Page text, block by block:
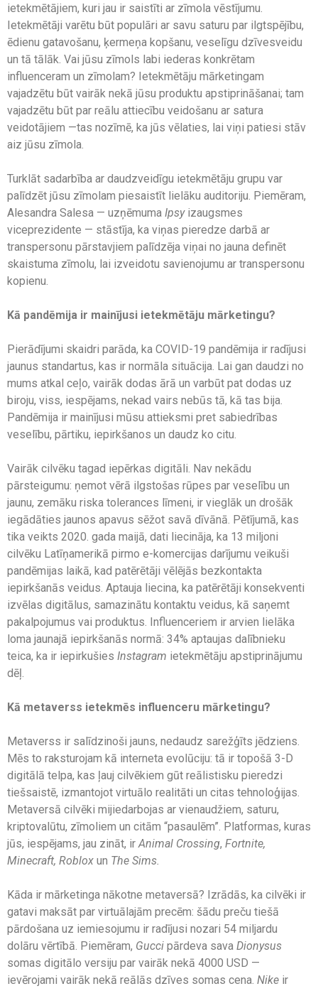
ietekmētājiem, kuri jau ir saistīti ar zīmola vēstījumu.
Ietekmētāji varētu būt populāri ar savu saturu par ilgtspējību,
ēdienu gatavošanu, ķermeņa kopšanu, veselīgu dzīvesveidu
un tā tālāk. Vai jūsu zīmols labi iederas konkrētam
influenceram un zīmolam? Ietekmētāju mārketingam
vajadzētu būt vairāk nekā jūsu produktu apstiprināšanai; tam
vajadzētu būt par reālu attiecību veidošanu ar satura
veidotājiem —tas nozīmē, ka jūs vēlaties, lai viņi patiesi stāv
aiz jūsu zīmola.
Turklāt sadarbība ar daudzveidīgu ietekmētāju grupu var
palīdzēt jūsu zīmolam piesaistīt lielāku auditoriju. Piemēram,
Alesandra Salesa — uzņēmuma Ipsy izaugsmes
viceprezidente — stāstīja, ka viņas pieredze darbā ar
transpersonu pārstavjiem palīdzēja viņai no jauna definēt
skaistuma zīmolu, lai izveidotu savienojumu ar transpersonu
kopienu.
Kā pandēmija ir mainījusi ietekmētāju mārketingu?
Pierādījumi skaidri parāda, ka COVID-19 pandēmija ir radījusi
jaunus standartus, kas ir normāla situācija. Lai gan daudzi no
mums atkal ceļo, vairāk dodas ārā un varbūt pat dodas uz
biroju, viss, iespējams, nekad vairs nebūs tā, kā tas bija.
Pandēmija ir mainījusi mūsu attieksmi pret sabiedrības
veselību, pārtiku, iepirkšanos un daudz ko citu.
Vairāk cilvēku tagad iepērkas digitāli. Nav nekādu
pārsteigumu: ņemot vērā ilgstošas ​​rūpes par veselību un
jaunu, zemāku riska tolerances līmeni, ir vieglāk un drošāk
iegādāties jaunos apavus sēžot savā dīvānā. Pētījumā, kas
tika veikts 2020. gada maijā, dati liecināja, ka 13 miljoni
cilvēku Latīņamerikā pirmo e-komercijas darījumu veikuši
pandēmijas laikā, kad patērētāji vēlējās bezkontakta
iepirkšanās veidus. Aptauja liecina, ka patērētāji konsekventi
izvēlas digitālus, samazinātu kontaktu veidus, kā saņemt
pakalpojumus vai produktus. Influenceriem ir arvien lielāka
loma jaunajā iepirkšanās normā: 34% aptaujas dalībnieku
teica, ka ir iepirkušies Instagram ietekmētāju apstiprinājumu
dēļ.
Kā metaverss ietekmēs influenceru mārketingu?
Metaverss ir salīdzinoši jauns, nedaudz sarežģīts jēdziens.
Mēs to raksturojam kā interneta evolūciju: tā ir topošā 3-D
digitālā telpa, kas ļauj cilvēkiem gūt reālistisku pieredzi
tiešsaistē, izmantojot virtuālo realitāti un citas tehnoloģijas.
Metaversā cilvēki mijiedarbojas ar vienaudžiem, saturu,
kriptovalūtu, zīmoliem un citām “pasaulēm”. Platformas, kuras
jūs, iespējams, jau zināt, irAnimal Crossing, Fortnite,
Minecraft, Roblox un The Sims.
Kāda ir mārketinga nākotne metaversā? Izrādās, ka cilvēki ir
gatavi maksāt par virtuālajām precēm: šādu preču tiešā
pārdošana uz iemiesojumu ir radījusi nozari 54 miljardu
dolāru vērtībā. Piemēram, Gucci pārdeva sava Dionysus
somas digitālo versiju par vairāk nekā 4000 USD —
ievērojami vairāk nekā reālās dzīves somas cena. Nike ir